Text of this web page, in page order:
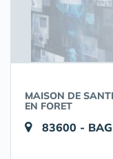
MAISON DE
EN FORET
83600 -